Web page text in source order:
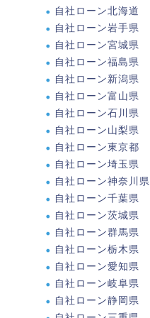
自社ローン北海道
自社ローン岩手県
自社ローン宮城県
自社ローン福島県
自社ローン新潟県
自社ローン富山県
自社ローン石川県
自社ローン山梨県
自社ローン東京都
自社ローン埼玉県
自社ローン神奈川県
自社ローン千葉県
自社ローン茨城県
自社ローン群馬県
自社ローン栃木県
自社ローン愛知県
自社ローン岐阜県
自社ローン静岡県